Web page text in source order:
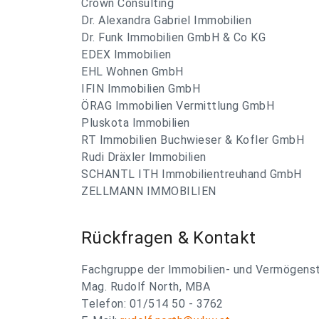
Crown Consulting
Dr. Alexandra Gabriel Immobilien
Dr. Funk Immobilien GmbH & Co KG
EDEX Immobilien
EHL Wohnen GmbH
IFIN Immobilien GmbH
ÖRAG Immobilien Vermittlung GmbH
Pluskota Immobilien
RT Immobilien Buchwieser & Kofler GmbH
Rudi Dräxler Immobilien
SCHANTL ITH Immobilientreuhand GmbH
ZELLMANN IMMOBILIEN
Rückfragen & Kontakt
Fachgruppe der Immobilien- und
Mag. Rudolf North, MBA
Telefon: 01/514 50 - 3762